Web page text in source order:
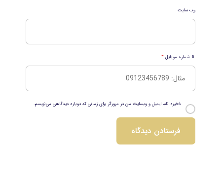
وب‌ سایت
📱 شماره موبایل*
ذخیره نام، ایمیل و وبسایت من در مرورگر برای زمانی که دوباره دیدگاهی می‌نویسم.